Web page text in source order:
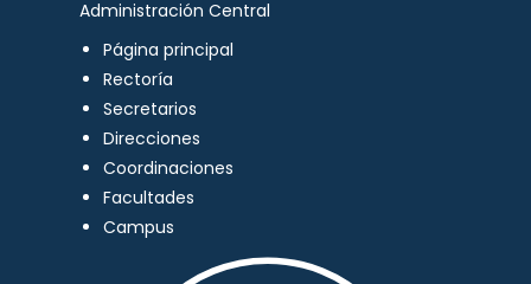
Administración Central
Página principal
Rectoría
Secretarios
Direcciones
Coordinaciones
Facultades
Campus